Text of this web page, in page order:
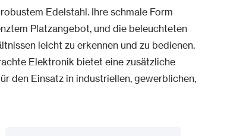
Edelstahl. Ihre schmale Form
Platzangebot, und die beleuchteten
leicht zu erkennen und zu bedienen.
Elektronik bietet eine zusätzliche
den Einsatz in industriellen, gewerblichen,